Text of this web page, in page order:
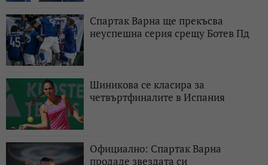
Спартак Варна ще прекъсва
неуспешна серия срещу Ботев Пд
Шиникова се класира за
четвъртфиналите в Испания
Официално: Спартак Варна
продаде звездата си